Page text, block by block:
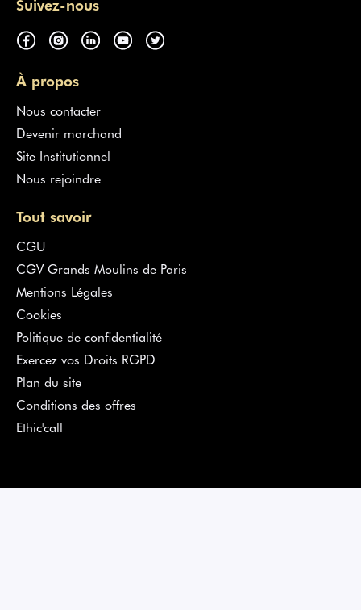
Suivez-nous
À propos
Nous contacter
Devenir marchand
Site Institutionnel
Nous rejoindre
Tout savoir
CGU
CGV Grands Moulins de Paris
Mentions Légales
Cookies
Politique de confidentialité
Exercez vos Droits RGPD
Plan du site
Conditions des offres
Ethic'call